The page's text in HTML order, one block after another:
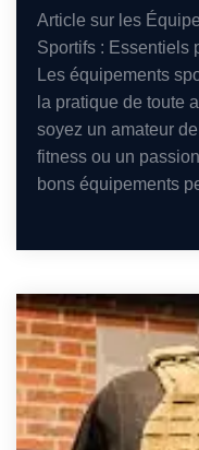
Article sur les
Sportifs : Essentiels
Les équipements
la pratique de toute
soyez un amateur
fitness ou un
bons équipements